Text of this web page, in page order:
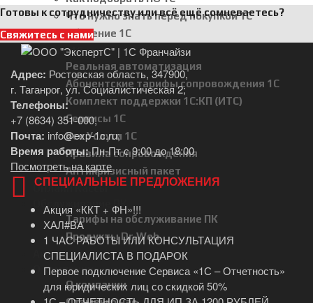
Что нужно знать перед покупкой 1С
Обучение 1С
Услуги 1С
Реальная автоматизация
Абонентские тарифы сопровождения 1С
Комплект поддержки 1С:КП (ИТС)
Сервисы 1С
Все Услуги 1С
Правила сопровождения
Антикризисный пакет
Онлайн Кассы
Обслуживание ПК
Тарифы на обслуживание ПК
Продукты Dr.Web
Акции
О компании
О компании
Готовы к сотрудничеству или всё ещё сомневаетесь?
Свяжитесь с нами
Адрес: Ростовская область, 347900,
г. Таганрог, ул. Социалистическая 2;
Телефоны:
+7 (8634) 351-000,
Почта: info@exp-1c.ru;
Время работы:Пн-Пт с 9:00 до 18:00
Посмотреть на карте
СПЕЦИАЛЬНЫЕ ПРЕДЛОЖЕНИЯ
Акция «ККТ + ФН»!!!
ХАЛ#ВА
1 ЧАС РАБОТЫ ИЛИ КОНСУЛЬТАЦИЯ
СПЕЦИАЛИСТА В ПОДАРОК
Первое подключение Сервиса «1С – Отчетность»
для юридических лиц со скидкой 50%